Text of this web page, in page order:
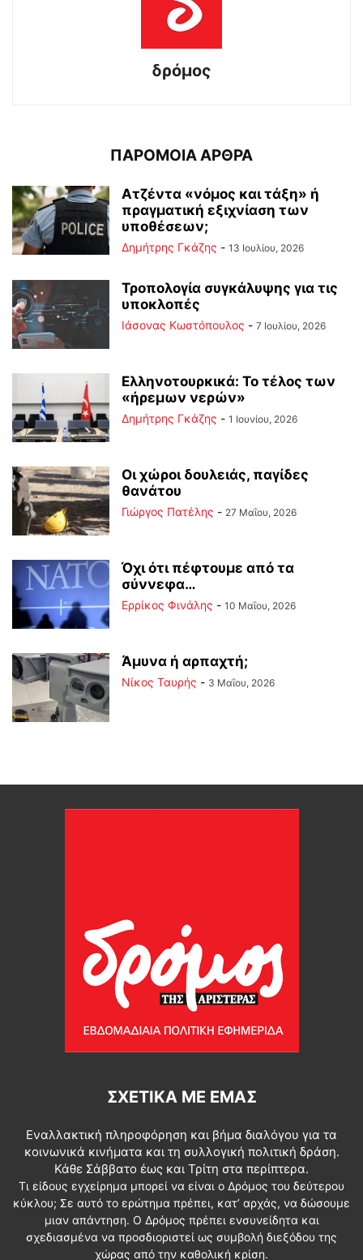
δρόμος
ΠΑΡΟΜΟΙΑ ΑΡΘΡΑ
Ατζέντα «νόμος και τάξη» ή
πραγματική εξιχνίαση των
υποθέσεων;
Δημήτρης Γκάζης - 13 Ιουλίου, 2026
Τροπολογία συγκάλυψης για τις
υποκλοπές
Ιάσονας Κωστόπουλος - 7 Ιουλίου, 2026
Ελληνοτουρκικά: Το τέλος των
«ήρεμων νερών»
Δημήτρης Γκάζης - 1 Ιουνίου, 2026
Οι χώροι δουλειάς, παγίδες
θανάτου
Γιώργος Πατέλης - 27 Μαΐου, 2026
Όχι ότι πέφτουμε από τα
σύννεφα…
Ερρίκος Φινάλης - 10 Μαΐου, 2026
Άμυνα ή αρπαχτή;
Νίκος Ταυρής - 3 Μαΐου, 2026
ΣΧΕΤΙΚΆ ΜΕ ΕΜΆΣ
Εναλλακτική πληροφόρηση και βήμα διαλόγου για τα
κοινωνικά κινήματα και τη συλλογική πολιτική δράση.
Κάθε Σάββατο έως και Τρίτη στα περίπτερα.
Τι είδους εγχείρημα μπορεί να είναι ο Δρόμος του δεύτερου
κύκλου; Σε αυτό το ερώτημα πρέπει, κατ’ αρχάς, να δώσουμε
μιαν απάντηση. Ο Δρόμος πρέπει ενσυνείδητα και
σχεδιασμένα να προσδιοριστεί ως συμβολή διεξόδου της
χώρας από την καθολική κρίση.